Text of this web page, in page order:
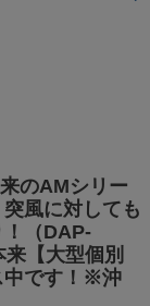
のAMシリー
風に対しても
！（DAP-
【大型個別
中です！※沖